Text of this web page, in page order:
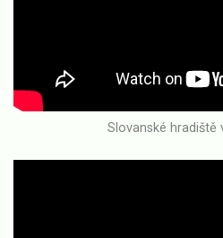
Slovanské hradiště